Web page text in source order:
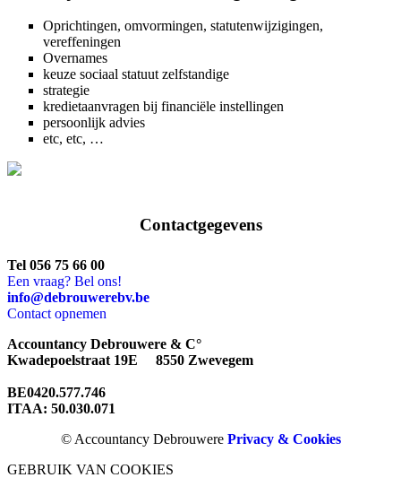
Oprichtingen, omvormingen, statutenwijzigingen,
vereffeningen
Overnames
keuze sociaal statuut zelfstandige
strategie
kredietaanvragen bij financiële instellingen
persoonlijk advies
etc, etc, …
Contactgegevens
Tel 056 75 66 00
Een vraag? Bel ons!
info@debrouwerebv.be
Contact opnemen
Accountancy Debrouwere & C°
Kwadepoelstraat 19E 8550 Zwevegem
BE0420.577.746
ITAA: 50.030.071
© Accountancy Debrouwere Privacy & Cookies
GEBRUIK VAN COOKIES